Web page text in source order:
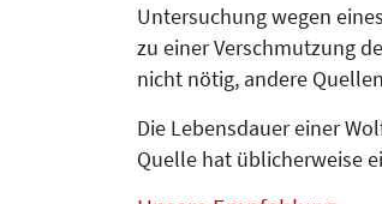
Untersuchung wegen
zu einer Verschmutzung
nicht nötig, andere
Die Lebensdauer einer
Quelle hat üblicherweise